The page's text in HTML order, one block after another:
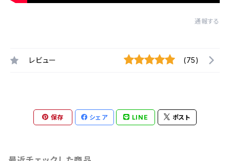
通報する
レビュー (75)
保存 シェア LINE ポスト